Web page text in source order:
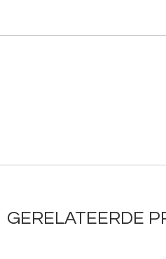
GERELATEERDE